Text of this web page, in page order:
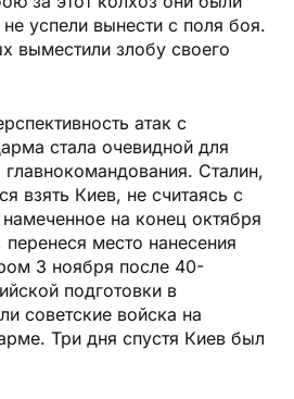
успели вынести с поля боя.
выместили злобу своего
атак с
стала очевидной для
Сталин,
взять Киев, не считаясь с
на конец октября
перенеся место нанесения
3 ноября после 40-
подготовки в
советские войска на
Три дня спустя Киев был